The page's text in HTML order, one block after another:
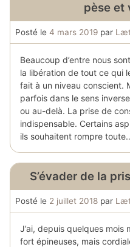
pèse et
Posté le 4 mars 2019 par
Beaucoup d’entre nous
la libération de tout ce qui
fait à un niveau conscient.
parfois dans le sens
ou au-delà. La prise de
indispensable. Certains
ils souhaitent rompre
S’évader de la
Posté le 2 juillet 2018 par
J’ai, depuis quelques mois
fort épineuses, mais